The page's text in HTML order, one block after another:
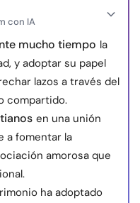
reservados.
con IA
mucho tiempo la
y adoptar su papel
lazos a través del
compartido.
en una unión
a fomentar la
amorosa que
ha adoptado